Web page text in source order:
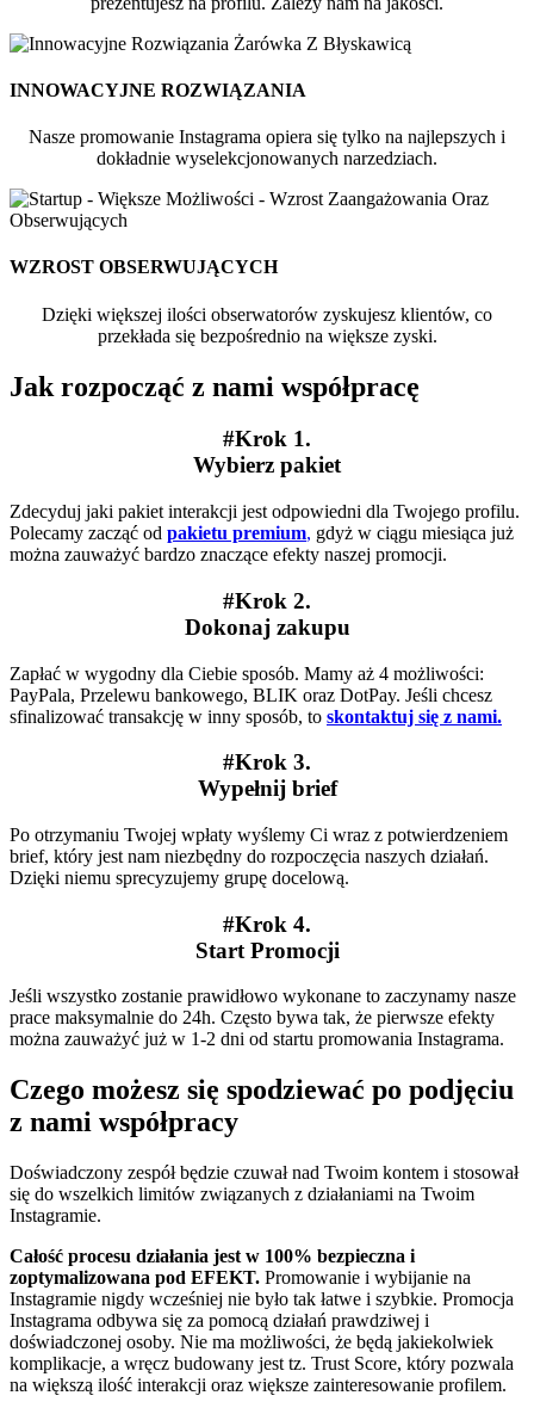
INNOWACYJNE ROZWIĄZANIA
Nasze promowanie Instagrama opiera się tylko na najlepszych i
dokładnie wyselekcjonowanych narzedziach.
WZROST OBSERWUJĄCYCH
Dzięki większej ilości obserwatorów zyskujesz klientów, co
przekłada się bezpośrednio na większe zyski.
Jak rozpocząć z nami współpracę
#Krok 1.
Wybierz pakiet
Zdecyduj jaki pakiet interakcji jest odpowiedni dla Twojego profilu.
Polecamy zacząć od pakietu premium, gdyż w ciągu miesiąca już
można zauważyć bardzo znaczące efekty naszej promocji.
#Krok 2.
Dokonaj zakupu
Zapłać w wygodny dla Ciebie sposób. Mamy aż 4 możliwości:
PayPala, Przelewu bankowego, BLIK oraz DotPay. Jeśli chcesz
sfinalizować transakcję w inny sposób, to skontaktuj się z nami.
#Krok 3.
Wypełnij brief
Po otrzymaniu Twojej wpłaty wyślemy Ci wraz z potwierdzeniem
brief, który jest nam niezbędny do rozpoczęcia naszych działań.
Dzięki niemu sprecyzujemy grupę docelową.
#Krok 4.
Start Promocji
Jeśli wszystko zostanie prawidłowo wykonane to zaczynamy nasze
prace maksymalnie do 24h. Często bywa tak, że pierwsze efekty
można zauważyć już w 1-2 dni od startu promowania Instagrama.
Czego możesz się spodziewać po podjęciu
z nami współpracy
Doświadczony zespół będzie czuwał nad Twoim kontem i stosował
się do wszelkich limitów związanych z działaniami na Twoim
Instagramie.
Całość procesu działania jest w 100% bezpieczna i
zoptymalizowana pod EFEKT. Promowanie i wybijanie na
Instagramie nigdy wcześniej nie było tak łatwe i szybkie. Promocja
Instagrama odbywa się za pomocą działań prawdziwej i
doświadczonej osoby. Nie ma możliwości, że będą jakiekolwiek
komplikacje, a wręcz budowany jest tz. Trust Score, który pozwala
na większą ilość interakcji oraz większe zainteresowanie profilem.